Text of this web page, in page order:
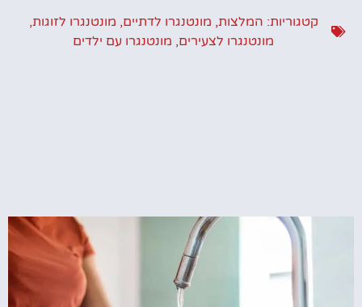
קטגוריות: המלצות, מונטנגרו לדתיים, מונטנגרו לזוגות,
מונטנגרו לצעירים, מונטנגרו עם ילדים